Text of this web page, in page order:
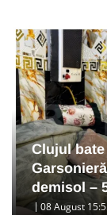
Clujul
demisol –
08 August